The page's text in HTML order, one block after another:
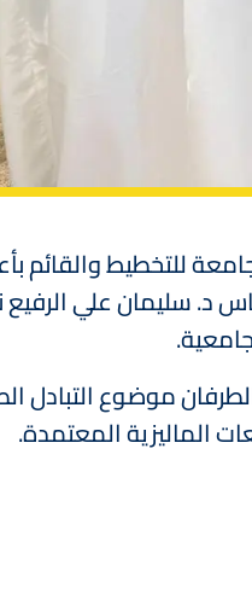
للتخطيط والقائم
د. سليمان علي الرفيع
موضوع التبادل
الماليزية المعتمدة.